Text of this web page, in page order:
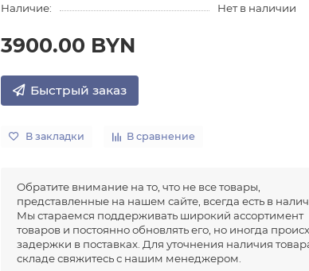
Наличие:
Нет в наличии
3900.00 BYN
Быстрый заказ
В закладки В сравнение
Обратите внимание на то, что не все товары,
представленные на нашем сайте, всегда есть в
Мы стараемся поддерживать широкий ассортимент
товаров и постоянно обновлять его, но иногда
задержки в поставках. Для уточнения наличия
складе свяжитесь с нашим менеджером.